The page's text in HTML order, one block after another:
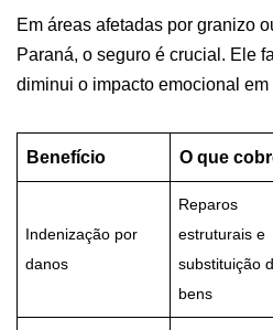
Em áreas afetadas por granizo
Paraná, o seguro é crucial. Ele
diminui o impacto emocional
Benefício O que
Indenização por
danos
Reparos
estruturais e
substituição
bens